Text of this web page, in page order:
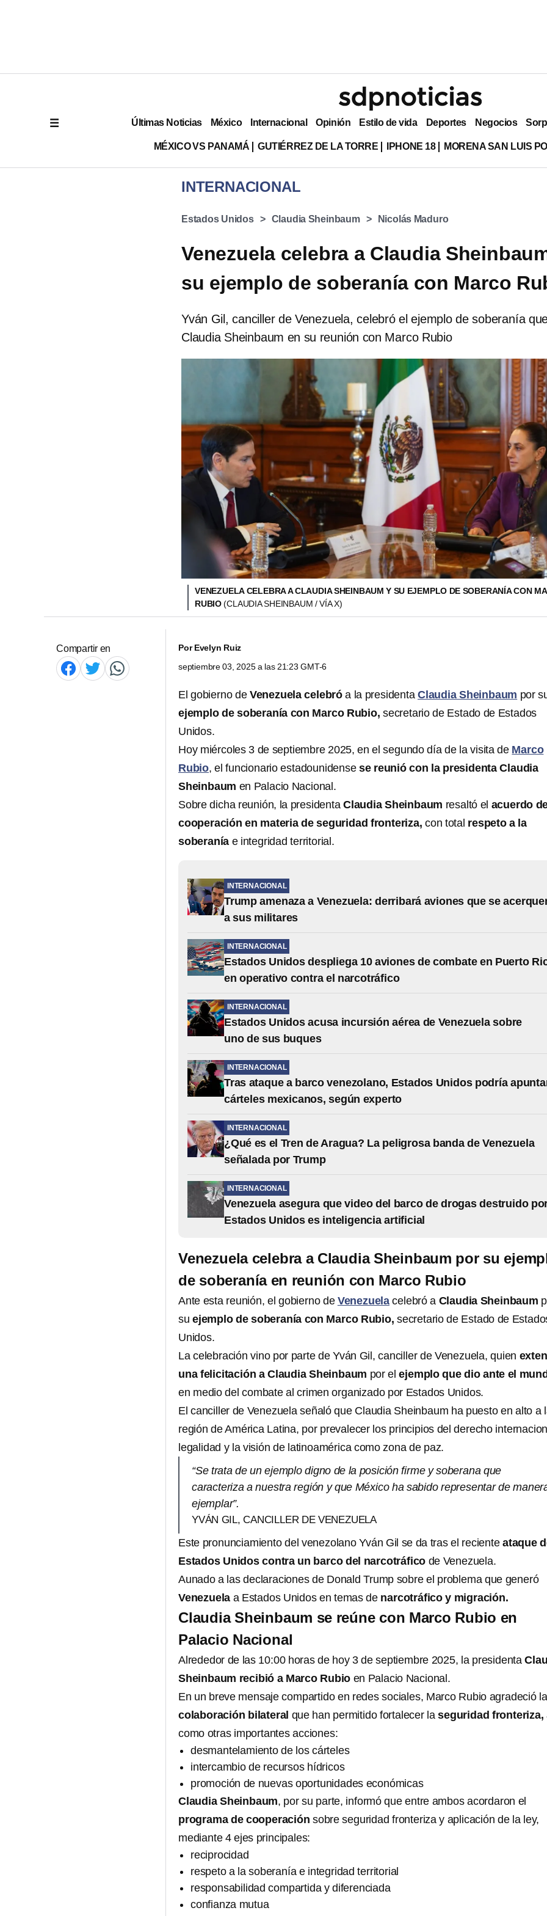
Últimas Noticias México Internacional Opinión Estilo de vida Deportes Negocios
MÉXICO VS PANAMÁ GUTIÉRREZ DE LA TORRE IPHONE 18 MORENA SAN LUIS
INTERNACIONAL
Estados Unidos Claudia Sheinbaum Nicolás Maduro
Venezuela celebra a Claudia
su ejemplo de soberanía con Marco
Yván Gil, canciller de Venezuela, celebró el ejemplo de soberanía
Claudia Sheinbaum en su reunión con Marco Rubio
VENEZUELA CELEBRA A CLAUDIA SHEINBAUM Y SU EJEMPLO DE SOBERANÍA CON
RUBIO(CLAUDIA SHEINBAUM / VÍA X)
Compartir en PorEvelyn Ruiz
septiembre 03, 2025 a las 21:23 GMT-6
El gobierno de Venezuela celebró a la presidentaClaudia Sheinbaum por
ejemplo de soberanía con Marco Rubio, secretario de Estado de Estados
Unidos.
Hoy miércoles 3 de septiembre 2025, en el segundo día de la visita de Marco
Rubio, el funcionario estadounidense se reunió con la presidenta Claudia
Sheinbaum en Palacio Nacional.
Sobre dicha reunión, la presidentaClaudia Sheinbaum resaltó el acuerdo
cooperación en materia de seguridad fronteriza, con total respeto a la
soberanía e integridad territorial.
INTERNACIONAL
Trump amenaza a Venezuela: derribará aviones que se
a sus militares
INTERNACIONAL
Estados Unidos despliega 10 aviones de combate en Puerto
en operativo contra el narcotráfico
INTERNACIONAL
Estados Unidos acusa incursión aérea de Venezuela sobre
uno de sus buques
INTERNACIONAL
Tras ataque a barco venezolano, Estados Unidos podría
cárteles mexicanos, según experto
INTERNACIONAL
¿Qué es el Tren de Aragua? La peligrosa banda de Venezuela
señalada por Trump
INTERNACIONAL
Venezuela asegura que video del barco de drogas destruido
Estados Unidos es inteligencia artificial
Venezuela celebra a Claudia Sheinbaum por su
de soberanía en reunión con Marco Rubio
Ante esta reunión, el gobierno de Venezuela celebró a Claudia Sheinbaum
su ejemplo de soberanía con Marco Rubio, secretario de Estado de
Unidos.
La celebración vino por parte de Yván Gil, canciller de Venezuela, quien
una felicitación a Claudia Sheinbaum por el ejemplo que dio ante el
en medio del combate al crimen organizado por Estados Unidos.
El canciller de Venezuela señaló que Claudia Sheinbaum ha puesto en alto a
región de América Latina, por prevalecer los principios del derecho
legalidad y la visión de latinoamérica como zona de paz.
“Se trata de un ejemplo digno de la posición firme y soberana que
caracteriza a nuestra región y que México ha sabido representar de
ejemplar”.
YVÁN GIL, CANCILLER DE VENEZUELA
Este pronunciamiento del venezolano Yván Gil se da tras el reciente ataque
Estados Unidos contra un barco del narcotráfico de Venezuela.
Aunado a las declaraciones de Donald Trump sobre el problema que generó
Venezuela a Estados Unidos en temas de narcotráfico y migración.
Claudia Sheinbaum se reúne con Marco Rubio en
Palacio Nacional
Alrededor de las 10:00 horas de hoy 3 de septiembre 2025, la presidenta
Sheinbaum recibió a Marco Rubio en Palacio Nacional.
En un breve mensaje compartido en redes sociales, Marco Rubio agradeció la
colaboración bilateral que han permitido fortalecer laseguridad fronteriza,
como otras importantes acciones:
desmantelamiento de los cárteles
intercambio de recursos hídricos
promoción de nuevas oportunidades económicas
Claudia Sheinbaum, por su parte, informó que entre ambos acordaron el
programa de cooperación sobre seguridad fronteriza y aplicación de la ley,
mediante 4 ejes principales:
reciprocidad
respeto a la soberanía e integridad territorial
responsabilidad compartida y diferenciada
confianza mutua